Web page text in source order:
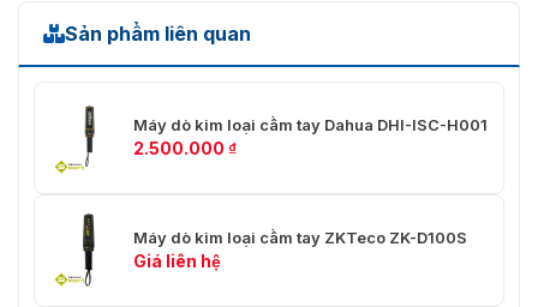
Các chế độ báo động rất hiện đại của model PD140N mà bạn
Chọn bộ sản phẩm của dò kim loại cầm
tay PD140N gồm những gì?
Sản phẩm liên quan
Máy dò kim loại cầm tay Dahua DHI-ISC-H001
2.500.000 ₫
Máy dò kim loại cầm tay ZKTeco ZK-D100S
Giá liên hệ